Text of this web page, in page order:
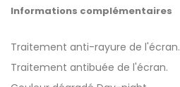
Informations complémentaires
Traitement anti-rayure de l'écran.
Traitement antibuée de l'écran.